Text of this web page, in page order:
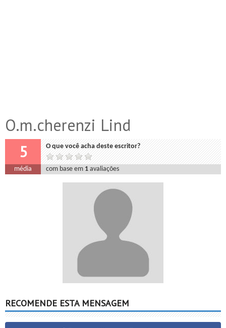
O.m.cherenzi Lind
5 O que você acha deste escritor?
média com base em 1 avaliações
RECOMENDE ESTA MENSAGEM